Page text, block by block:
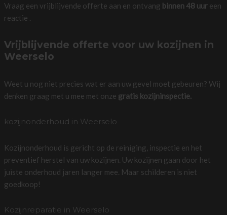
Vraag een vrijblijvende offerte aan en ontvang binnen 48 uureen
reactie .
Vrijblijvende offerte voor uw kozijnen in
Weerselo
Weet u nog niet precies wat er aan uw gevel moet gebeuren? Wij
denken graag met u mee met onze gratis kozijninspectie.
kozijnonderhoud in Weerselo
Kozijnonderhoud is gericht op de reiniging, inspectie en het
preventief herstel van uw kozijnen. Uw kozijnen gaan door het
juiste onderhoud jaren langer mee. Maar schilderen is niet
goedkoop!
Kozijnreparatie in Weerselo